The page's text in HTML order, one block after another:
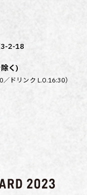
2-18
く)
ドリンク L.O.16:30）